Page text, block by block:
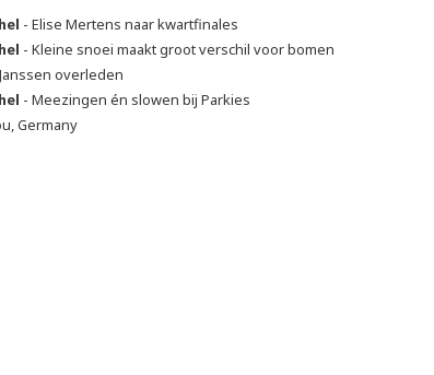
- Elise Mertens naar kwartfinales
- Kleine snoei maakt groot verschil voor bomen
overleden
- Meezingen én slowen bij Parkies
Germany